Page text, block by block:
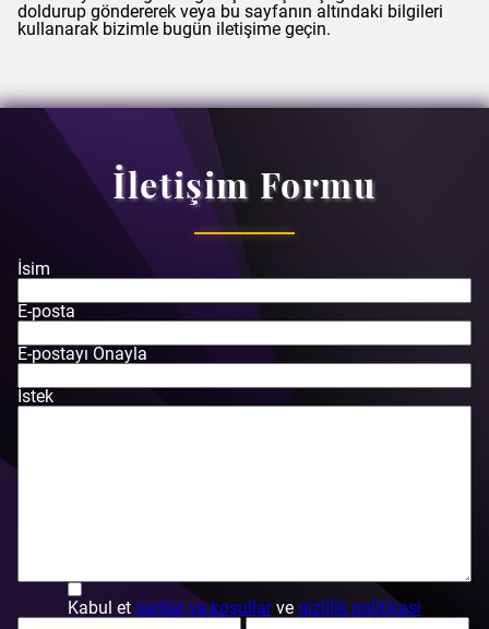
doldurup göndererek veya bu sayfanın altındaki bilgileri
kullanarak bizimle bugün iletişime geçin.
İletişim Formu
İsim
E-posta
E-postayı Onayla
İstek
Kabul et şartlar ve koşullarve gi̇zli̇li̇k poli̇ti̇kasi